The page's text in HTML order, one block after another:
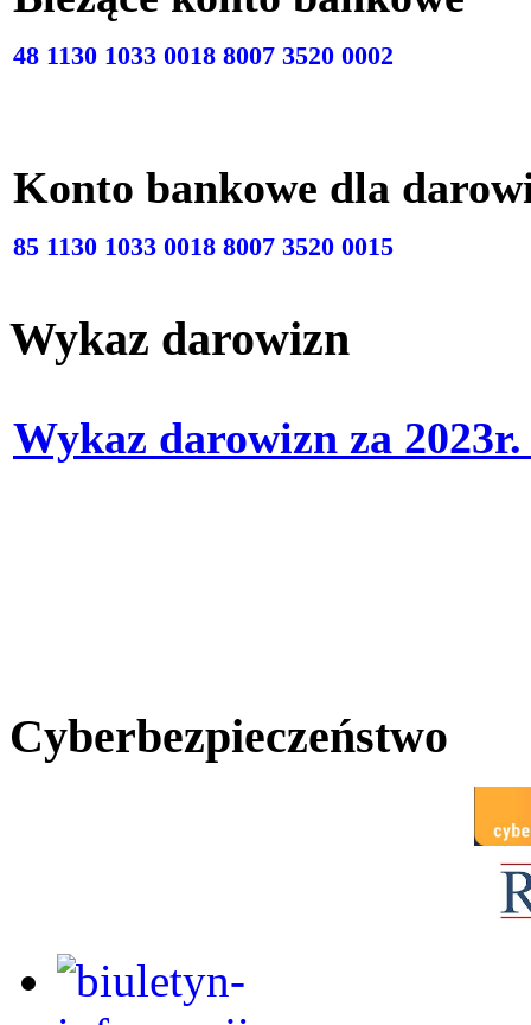
48 1130 1033 0018 8007 3520 0002
Konto bankowe dla
85 1130 1033 0018 8007 3520 0015
Wykaz darowizn
Wykaz darowizn za
Cyberbezpieczeństwo